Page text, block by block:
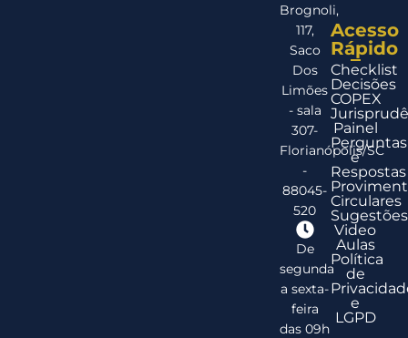
Brognoli,
117,
Saco
Dos
Limões
- sala
307-
Florianópolis/SC
-
88045-
520
De
segunda
a sexta-
feira
das 09h
Acesso
Rápido
Checklist
Decisões
COPEX
Painel
Perguntas
e
Respostas
Circulares
Sugestões
Video
Aulas
Política
de
e
LGPD